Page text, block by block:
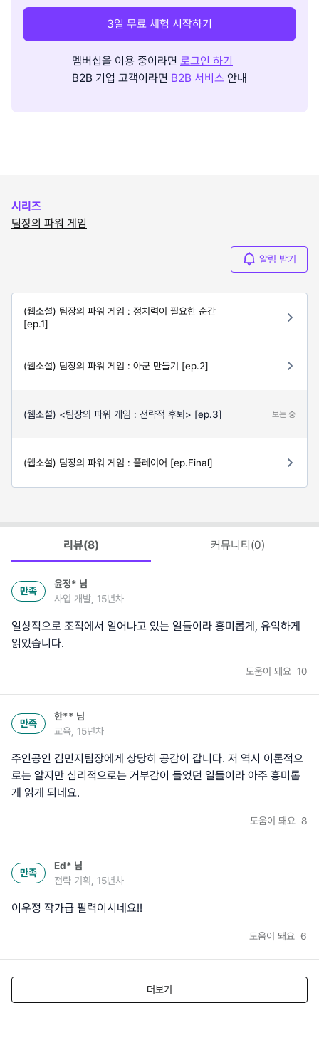
3일 무료 체험 시작하기
멤버십을 이용 중이라면 로그인 하기
B2B 기업 고객이라면 B2B 서비스 안내
시리즈
팀장의 파워 게임
알림 받기
(웹소설) 팀장의 파워 게임 : 정치력이 필요한 순간
[ep.1]
(웹소설) 팀장의 파워 게임 : 아군 만들기 [ep.2]
(웹소설) <팀장의 파워 게임 : 전략적 후퇴> [ep.3] 보는 중
(웹소설) 팀장의 파워 게임 : 플레이어 [ep.Final]
리뷰(8) 커뮤니티(0)
만족
윤정* 님
사업 개발, 15년차
일상적으로 조직에서 일어나고 있는 일들이라 흥미롭게, 유익하게
읽었습니다.
도움이 돼요 10
만족
한** 님
교육, 15년차
주인공인 김민지팀장에게 상당히 공감이 갑니다. 저 역시 이론적으
로는 알지만 심리적으로는 거부감이 들었던 일들이라 아주 흥미롭
게 읽게 되네요.
도움이 돼요 8
만족
Ed* 님
전략 기획, 15년차
이우정 작가급 필력이시네요!!
도움이 돼요 6
더보기